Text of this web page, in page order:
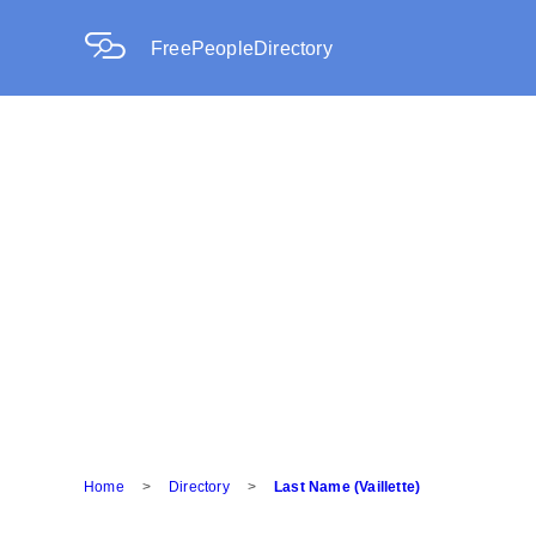
FreePeopleDirectory
Home > Directory > Last Name (Vaillette)